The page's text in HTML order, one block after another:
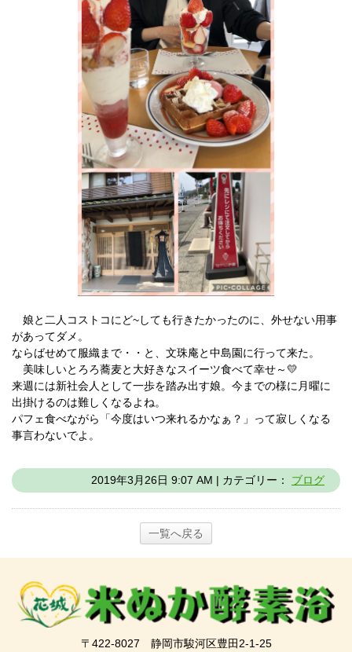
娘と二人コストコにど~しても行きたかったのに、外せない用事
があってダメ。
ならばせめて服織まで・・と、文珠庵と中島園に行って来た。
美味しいとろろ蕎麦と大好きなスイーツ食べて幸せ～💛
来週には新社会人として一歩を踏み出す娘。今までの様に月曜に
出掛けるのは難しくなるよね。
パフェ食べながら「今度はいつ来れるかなぁ？」って寂しくなる
事言わないでよ。
2019年3月26日 9:07 AM | カテゴリー： ブログ
一覧へ戻る
〒422-8027 静岡市駿河区豊田2-1-25